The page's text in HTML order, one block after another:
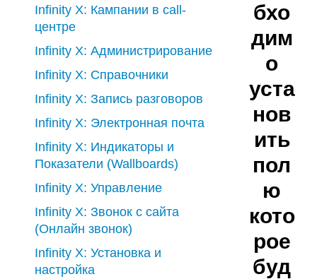
Infinity X: Кампании в call-
центре
Infinity X: Администрирование
Infinity X: Справочники
Infinity X: Запись разговоров
Infinity X: Электронная почта
Infinity X: Индикаторы и
Показатели (Wallboards)
Infinity X: Управление
Infinity X: Звонок с сайта
(Онлайн звонок)
Infinity X: Установка и
настройка
бхо
дим
о
уста
нов
ить
пол
ю
кото
рое
буд